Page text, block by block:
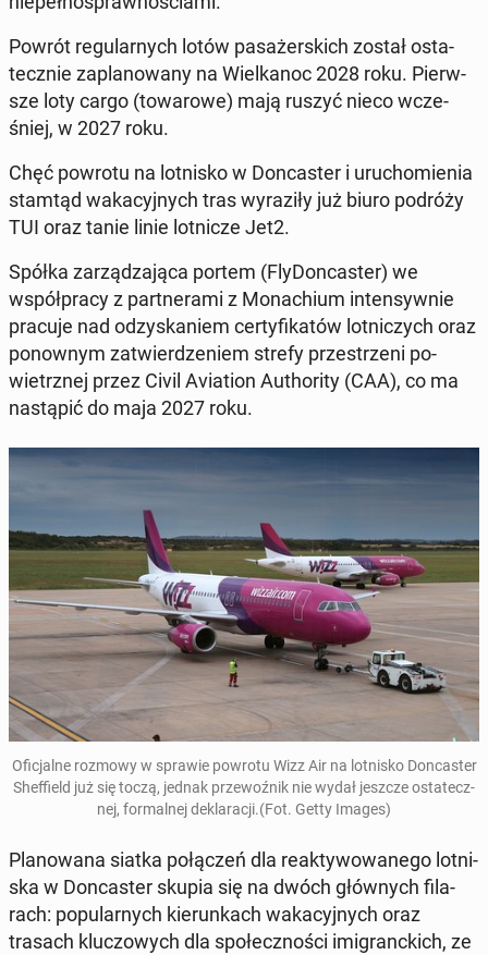
Powrót re­gu­lar­nych lotów pa­sa­żer­skich został osta­
tecz­nie za­pla­no­wa­ny na Wiel­ka­noc 2028 roku. Pierw­
sze loty cargo (to­wa­ro­we) mają ruszyć nieco wcze­
śniej, w 2027 roku.
Chęć powrotu na lot­ni­sko w Don­ca­ster i uru­cho­mie­nia
stamtąd wa­ka­cyj­nych tras wy­ra­zi­ły już biuro podróży
TUI oraz tanie linie lot­ni­cze Jet2.
Spółka za­rzą­dza­ją­ca portem (Fly­Don­ca­ster) we
współ­pra­cy z part­ne­ra­mi z Mo­na­chium in­ten­syw­nie
pracuje nad od­zy­ska­niem cer­ty­fi­ka­tów lot­ni­czych oraz
po­now­nym za­twier­dze­niem strefy prze­strze­ni po­
wietrz­nej przez Civil Avia­tion Au­tho­ri­ty (CAA), co ma
na­stą­pić do maja 2027 roku.
Ofi­cjal­ne rozmowy w sprawie powrotu Wizz Air na lot­ni­sko Don­ca­ster
Shef­field już się toczą, jednak prze­woź­nik nie wydał jeszcze osta­tecz­
nej, for­mal­nej de­kla­ra­cji.(Fot. Getty Images)
Pla­no­wa­na siatka po­łą­czeń dla re­ak­ty­wo­wa­ne­go lot­ni­
ska w Don­ca­ster skupia się na dwóch głów­nych fi­la­
rach: po­pu­lar­nych kie­run­kach wa­ka­cyj­nych oraz
trasach klu­czo­wych dla spo­łecz­no­ści imi­granc­kich, ze